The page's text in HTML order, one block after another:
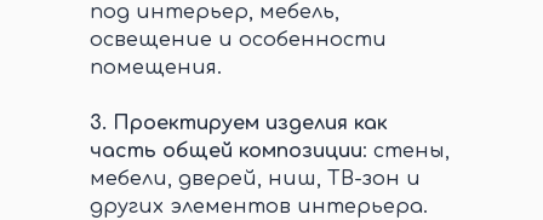
под интерьер, мебель,
освещение и особенности
помещения.
3. Проектируем изделия как
часть общей композиции: стены,
мебели, дверей, ниш, ТВ-зон и
других элементов интерьера.